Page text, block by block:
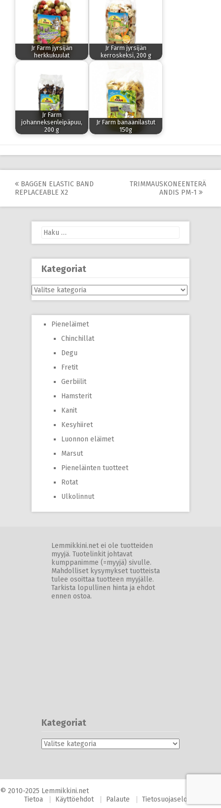
Jr Farm jyrsijän
herkkukuulat
Jr Farm jyrsijän
kerroskeksi, 200 g
Jr Farm
johanneksenleipäpuu,
200 g
Jr Farm banaanilastut
150g
Post
BAGGEN ELASTIC BAND
REPLACEABLE X2
TRIMMAUSKONEENTERÄ
ANDIS PM-1
Haku:
Kategoriat
Kategoriat
Pieneläimet
Chinchillat
Degu
Fretit
Gerbiilit
Hamsterit
Kanit
Kesyhiiret
Luonnon eläimet
Marsut
Pieneläinten tuotteet
Rotat
Ulkolinnut
Lemmikkini.net ei ole tuotteiden
myyjä. Tuotelinkit johtavat
kumppanimme (=myyjä) sivulle.
Mahdolliset kysymykset tuotteista
tulee osoittaa tuotteen myyjälle.
Tarkista lopullinen hinta ja ehdot
ennen ostoa.
Kategoriat
Kategoriat
© 2010-2025 Lemmikkini.net
Tietoa
Käyttöehdot Palaute Tietosuojaseloste